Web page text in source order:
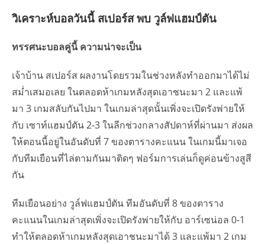
วิเคราะห์บอลวันนี้ สเปอร์ส พบ วูล์ฟแฮมป์ตัน
ทรรศนะบอลคู่นี้ ความน่าจะเป็น
เจ้าบ้าน สเปอร์ส ผลงานโดยรวมในช่วงหลังทำออกมาได้ไม่
สม่ำเสมอเลย ในตลอดห้าเกมหลังสุดเอาชนะมา 2 และแพ้
มา 3 เกมสลับกันไปมา ในเกมล่าสุดนั้นเพิ่งจะเปิดรังพ่ายให้
กับ เซาท์แฮมป์ตัน 2-3 ในลีกช่วงกลางสัปดาห์ที่ผ่านมา ส่งผล
ให้ตอนนี้อยู่ในอันดับที่ 7 ของตารางคะแนน ในเกมนี้มาเจอ
กับทีมเยือนที่ไล่ตามกันมาติดๆ ฟอร์มการเล่นก็ดูค่อนข้างสูสี
กัน
ทีมเยือนอย่าง วูล์ฟแฮมป์ตัน ทีมอันดับที่ 8 ของตาราง
คะแนนในเกมล่าสุดเพิ่งจะเปิดรังพ่ายให้กับ อาร์เซน่อล 0-1
ทำให้ตลอดห้าเกมหลังสุดเอาชนะมาได้ 3 และแพ้มา 2 เกม